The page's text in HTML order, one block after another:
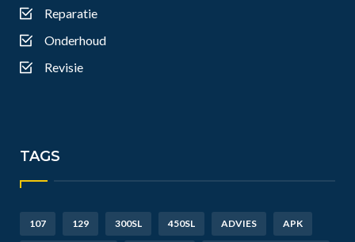
Reparatie
Onderhoud
Revisie
TAGS
107 129 300SL 450SL ADVIES APK